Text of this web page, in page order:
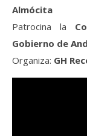
Almócita
Patrocina la
Gobierno de
Organiza: GH